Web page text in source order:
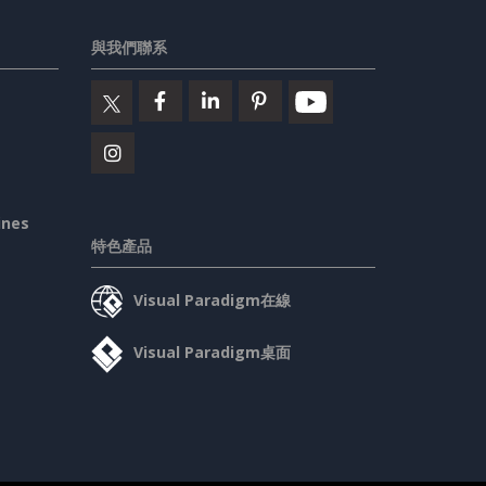
與我們聯系
特色產品
Visual Paradigm在線
Visual Paradigm桌面